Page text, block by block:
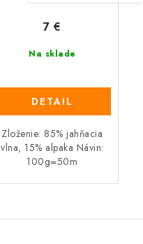
Na sklade
7 €
DETAIL
Zloženie: 85% jahňacia
vlna, 15% alpaka Návin:
100g=50m